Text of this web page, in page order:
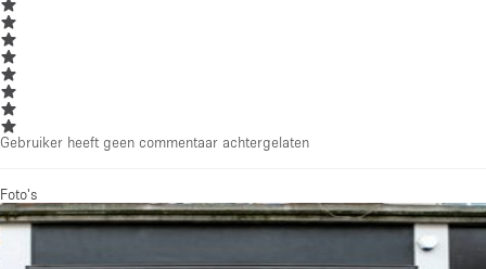
Gebruiker heeft geen commentaar achtergelaten
Foto's